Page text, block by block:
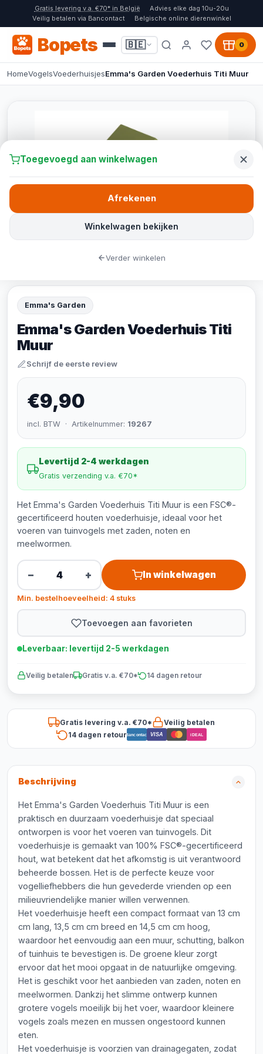
Gratis levering v.a. €70* in België
Advies elke dag 10u-20u
Veilig betalen via Bancontact
Belgische online dierenwinkel
Bopets 🇧🇪 0
HomeVogelsVoederhuisjesEmma's Garden Voederhuis Titi Muur
Emma's Garden
Emma's Garden Voederhuis Titi
Muur
Schrijf de eerste review
€9,90
incl. BTW · Artikelnummer: 19267
Levertijd 2-4 werkdagen
Gratis verzending v.a. €70*
Het Emma's Garden Voederhuis Titi Muur is een FSC®-
gecertificeerd houten voederhuisje, ideaal voor het
voeren van tuinvogels met zaden, noten en
meelwormen.
− + In winkelwagen
Min. bestelhoeveelheid: 4 stuks
Toevoegen aan favorieten
Leverbaar: levertijd 2-5 werkdagen
Veilig betalen Gratis v.a. €70* 14 dagen retour
Gratis levering v.a. €70*
Veilig betalen
14 dagen retourBancontact VISA iDEAL
Beschrijving
Het Emma's Garden Voederhuis Titi Muur is een
praktisch en duurzaam voederhuisje dat speciaal
ontworpen is voor het voeren van tuinvogels. Dit
voederhuisje is gemaakt van 100% FSC®-gecertificeerd
hout, wat betekent dat het afkomstig is uit verantwoord
beheerde bossen. Het is de perfecte keuze voor
vogelliefhebbers die hun gevederde vrienden op een
milieuvriendelijke manier willen verwennen.
Het voederhuisje heeft een compact formaat van 13 cm
cm lang, 13,5 cm cm breed en 14,5 cm cm hoog,
waardoor het eenvoudig aan een muur, schutting, balkon
of tuinhuis te bevestigen is. De groene kleur zorgt
ervoor dat het mooi opgaat in de natuurlijke omgeving.
Het is geschikt voor het aanbieden van zaden, noten en
meelwormen. Dankzij het slimme ontwerp kunnen
grotere vogels moeilijk bij het voer, waardoor kleinere
vogels zoals mezen en mussen ongestoord kunnen
eten.
Het voederhuisje is voorzien van drainagegaten, zodat
Toegevoegd aan winkelwagen
Winkelwagen bekijken
Afrekenen
Verder winkelen